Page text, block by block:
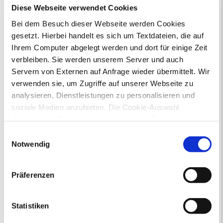
Diese Webseite verwendet Cookies
Bei dem Besuch dieser Webseite werden Cookies
gesetzt. Hierbei handelt es sich um Textdateien, die auf
Ihrem Computer abgelegt werden und dort für einige Zeit
verbleiben. Sie werden unserem Server und auch
Servern von Externen auf Anfrage wieder übermittelt. Wir
verwenden sie, um Zugriffe auf unserer Webseite zu
analysieren, Dienstleistungen zu personalisieren und
soziale Medien anzubieten. Die Cookie-Auswahl
Drittländern (USA) mit unzureichendem
Datenschutzniveau verarbeiten. Es besteht die Gefahr,
dass diese zu Kontroll- und Überwachungszwecken von
anderen missbraucht werden, ohne dass Sie sich mit
Arten von Cookies genau gesetzt werden, wie lang sie
gespeichert werden, von wem sie gesetzt wurden und
Notwendig
Präferenzen
Statistiken
Bürgerbeteiligung
Online-Beteiligungsportal der
Stadtverwaltung
Bauleitplanung: Für Bürger*innen gibt
es Möglichkeiten, sich an
Bebauungsplänen und Änderungen zum
Flächennutzungsplan zu beteiligen.
Bebauungsplänen finden Sie hier.
Flächennutzungsplan-Änderungen finden
Lebenslagen